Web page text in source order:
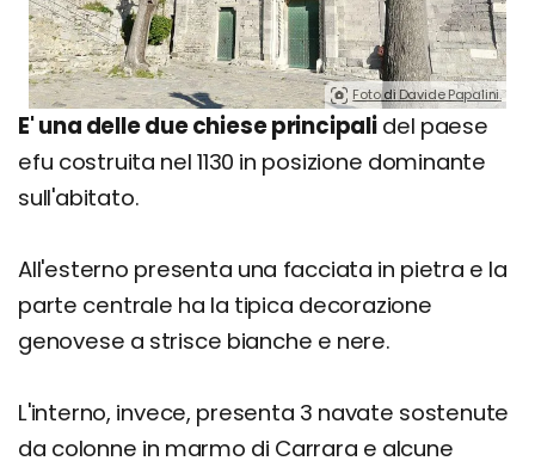
Foto di Davide Papalini.
E' una delle due chiese principalidel paese
efu costruita nel 1130 in posizione dominante
sull'abitato.
All'esterno presenta una facciata in pietra e la
parte centrale ha la tipica decorazione
genovese a strisce bianche e nere.
L'interno, invece, presenta 3 navate sostenute
da colonne in marmo di Carrara e alcune